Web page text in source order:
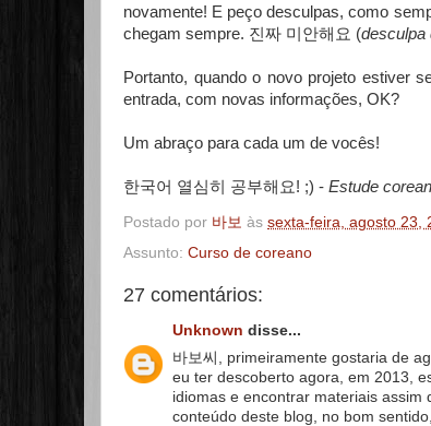
novamente! E peço desculpas, como
chegam sempre. 진짜 미안해요 (desculpa
Portanto, quando o novo projeto estiver
entrada, com novas informações, OK?
Um abraço para cada um de vocês!
한국어 열심히 공부해요! ;) - Estude
Postado por 바보 às sexta-feira, agosto 23,
Assunto: Curso de coreano
27 comentários:
Unknown disse...
바보씨, primeiramente gostaria de
eu ter descoberto agora, em 2013,
idiomas e encontrar materiais
conteúdo deste blog, no bom